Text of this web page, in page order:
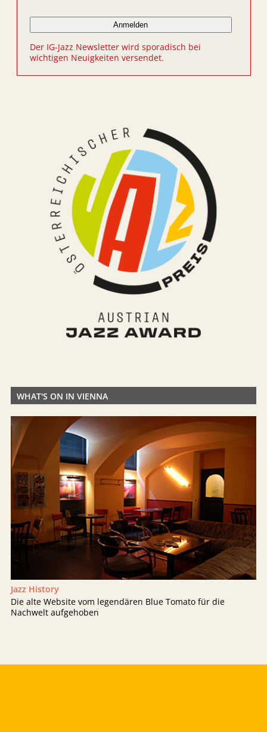
Der IG-Jazz Newsletter wird sporadisch bei
wichtigen Neuigkeiten versendet.
WHAT'S ON IN VIENNA
Jazz History
Die alte Website vom legendären Blue Tomato für die
Nachwelt aufgehoben